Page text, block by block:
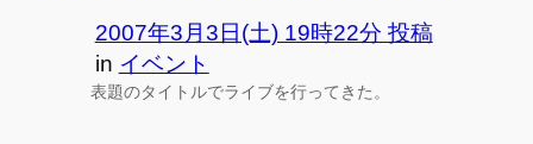
2007年3月3日(土) 19時22分 投稿
in イベント
表題のタイトルでライブを行ってきた。